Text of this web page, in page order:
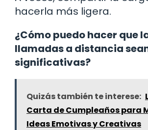
hacerla más ligera.
¿Cómo puedo hacer que
llamadas a distancia
significativas?
Quizás también te interese:
Carta de Cumpleaños para
Ideas Emotivas y Creativas